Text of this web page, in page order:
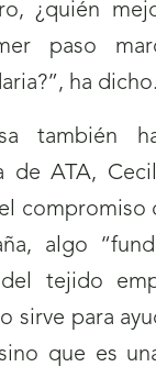
¿quién
paso
ha dicho.
también
de ATA,
compromiso
algo
tejido
sirve para
que es